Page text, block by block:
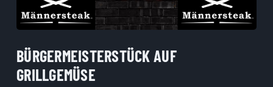
BÜRGERMEISTERSTÜCK AUF
GRILLGEMÜSE